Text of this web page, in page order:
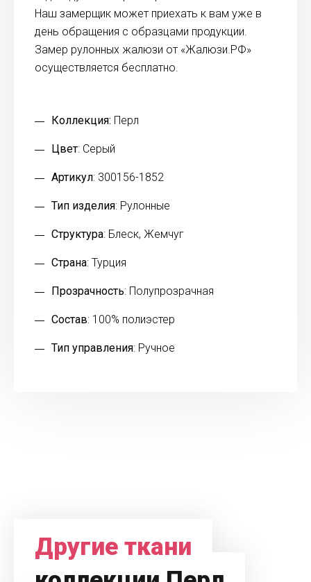
Наш замерщик может приехать к вам уже в
день обращения с образцами продукции.
Замер рулонных жалюзи от «Жалюзи.РФ»
осуществляется бесплатно.
Коллекция: Перл
Цвет: Серый
Артикул: 300156-1852
Тип изделия: Рулонные
Структура: Блеск, Жемчуг
Страна: Турция
Прозрачность: Полупрозрачная
Состав: 100% полиэстер
Тип управления: Ручное
Другие ткани